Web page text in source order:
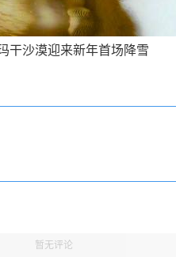
干沙漠迎来新年首场降雪
暂无评论